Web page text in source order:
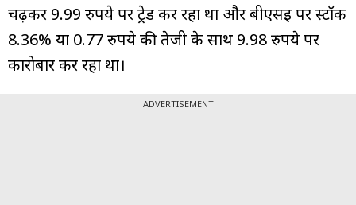
चढ़कर 9.99 रुपये पर ट्रेड कर रहा था और बीएसई पर स्टॉक
8.36% या 0.77 रुपये की तेजी के साथ 9.98 रुपये पर
कारोबार कर रहा था।
ADVERTISEMENT